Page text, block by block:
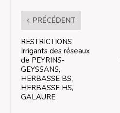
PRÉCÉDENT
RESTRICTIONS
Irrigants des réseaux
de PEYRINS-
GEYSSANS,
HERBASSE BS,
HERBASSE HS,
GALAURE